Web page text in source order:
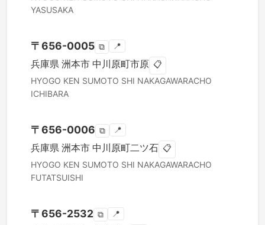
YASUSAKA
〒656-0005 ⧉ 📍
兵庫県 洲本市 中川原町市原 📋
HYOGO KEN SUMOTO SHI NAKAGAWARACHO
ICHIBARA
〒656-0006 ⧉ 📍
兵庫県 洲本市 中川原町二ツ石 📋
HYOGO KEN SUMOTO SHI NAKAGAWARACHO
FUTATSUISHI
〒656-2532 ⧉ 📍